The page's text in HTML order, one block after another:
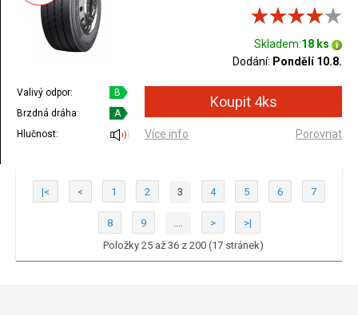
Skladem:18 ks
Dodání: Pondělí 10.8.
Valivý odpor:
B
Brzdná dráha:
A
Hlučnost:
Více info Porovnat
|< < 1 2 3 4 5 6 7
8 9 .... >
>|
Položky 25 až 36 z 200 (17 stránek)